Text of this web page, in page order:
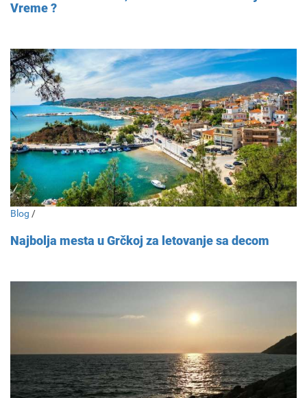
Vreme ?
Blog /
Najbolja mesta u Grčkoj za letovanje sa decom